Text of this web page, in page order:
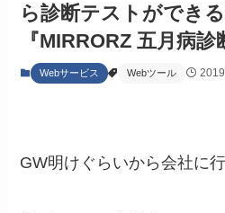
ら診断テストができ
『MIRRORZ 五月病診
Webサービス Webツール
GW明けぐらいから会社に